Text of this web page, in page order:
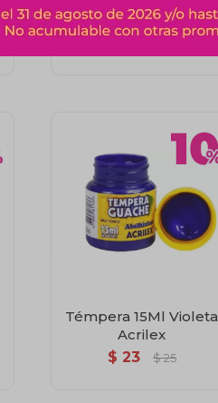
Acrilex
$ 23
Témpera 15Ml Violeta
Acrilex
$ 23 $ 25